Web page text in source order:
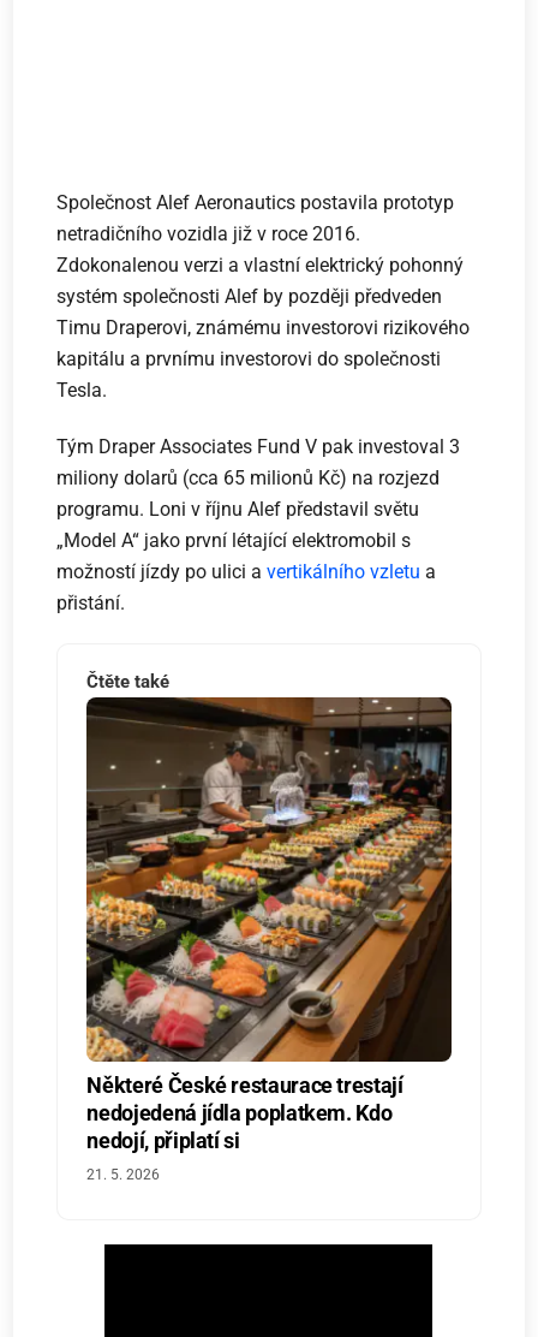
Společnost Alef Aeronautics postavila prototyp
netradičního vozidla již v roce 2016.
Zdokonalenou verzi a vlastní elektrický pohonný
systém společnosti Alef by později předveden
Timu Draperovi, známému investorovi rizikového
kapitálu a prvnímu investorovi do společnosti
Tesla.
Tým Draper Associates Fund V pak investoval 3
miliony dolarů (cca 65 milionů Kč) na rozjezd
programu. Loni v říjnu Alef představil světu
„Model A“ jako první létající elektromobil s
možností jízdy po ulici avertikálního vzletu a
přistání.
Čtěte také
Některé České restaurace trestají
nedojedená jídla poplatkem. Kdo
nedojí, připlatí si
21. 5. 2026